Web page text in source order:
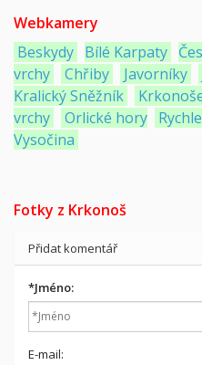
Webkamery
Beskydy Bílé Karpaty
vrchy
Chřiby Javorníky
Kralický Sněžník
vrchy
Orlické hory
Vysočina
Fotky z Krkonoš
Přidat komentář
*Jméno:
E-mail: